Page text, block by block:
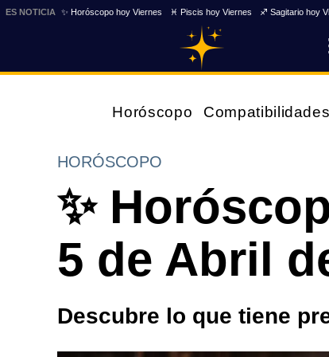
ES NOTICIA ✨ Horóscopo hoy Viernes ♓ Piscis hoy Viernes ♐ Sagitario hoy
Horóscopo Compatibilidades
HORÓSCOPO
✨
5 de Abril
Descubre lo que tiene